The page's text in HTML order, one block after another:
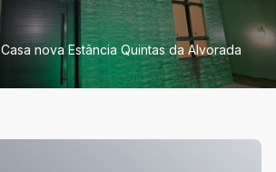
Casa nova Estância Quintas da Alvorada